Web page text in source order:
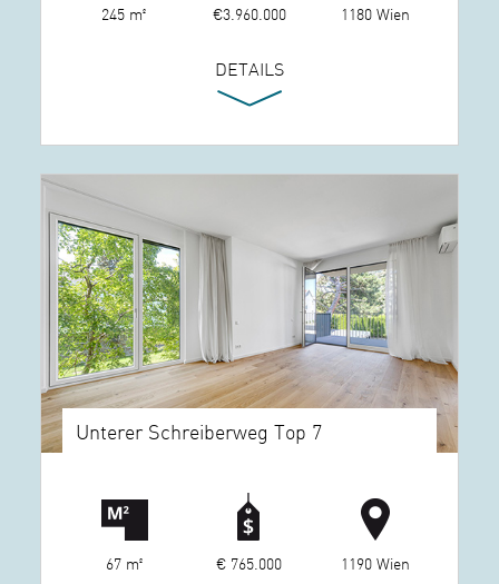
245 m² €3.960.000 1180 Wien
DETAILS
Unterer Schreiberweg Top 7
67 m² € 765.000 1190 Wien